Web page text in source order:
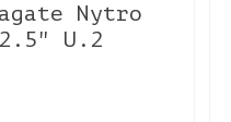
Nytro
2.5" U.2